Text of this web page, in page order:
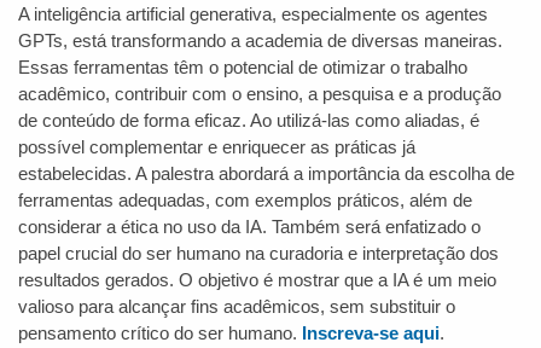
A inteligência artificial generativa, especialmente os agentes
GPTs, está transformando a academia de diversas maneiras.
Essas ferramentas têm o potencial de otimizar o trabalho
acadêmico, contribuir com o ensino, a pesquisa e a produção
de conteúdo de forma eficaz. Ao utilizá-las como aliadas, é
possível complementar e enriquecer as práticas já
estabelecidas. A palestra abordará a importância da escolha de
ferramentas adequadas, com exemplos práticos, além de
considerar a ética no uso da IA. Também será enfatizado o
papel crucial do ser humano na curadoria e interpretação dos
resultados gerados. O objetivo é mostrar que a IA é um meio
valioso para alcançar fins acadêmicos, sem substituir o
pensamento crítico do ser humano. Inscreva-se aqui.